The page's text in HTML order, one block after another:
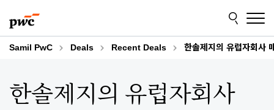
to
content
to
footer
Samil PwC Deals Recent Deals 한솔제지의 유럽자회사
한솔제지의 유럽자회사